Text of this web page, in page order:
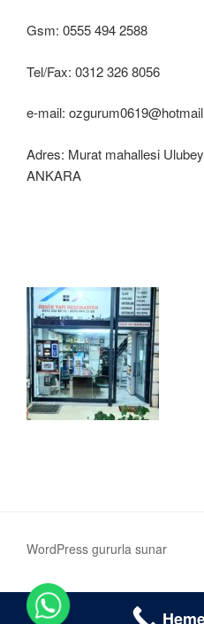
Gsm: 0555 494 2588
Tel/Fax: 0312 326 8056
e-mail:
Adres: Murat mahallesi
ANKARA
WordPress gururla sunar